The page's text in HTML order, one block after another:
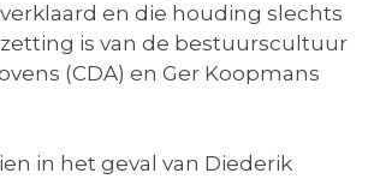
en die houding slechts
is van de bestuurscultuur
(CDA) en Ger Koopmans
in het geval van Diederik